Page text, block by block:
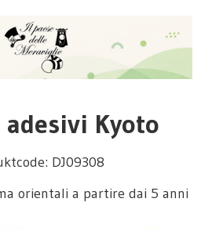
Kyoto
DJ09308
orientali a partire dai 5 anni